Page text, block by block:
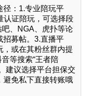
径：1.专业陪玩平
认证陪玩，可选择段
、NGA、虎扑等论
招募帖。3.直播平
，或在其粉丝群内提
等搜索“王者陪
建议选择平台担保交
避免私下直接转账哦